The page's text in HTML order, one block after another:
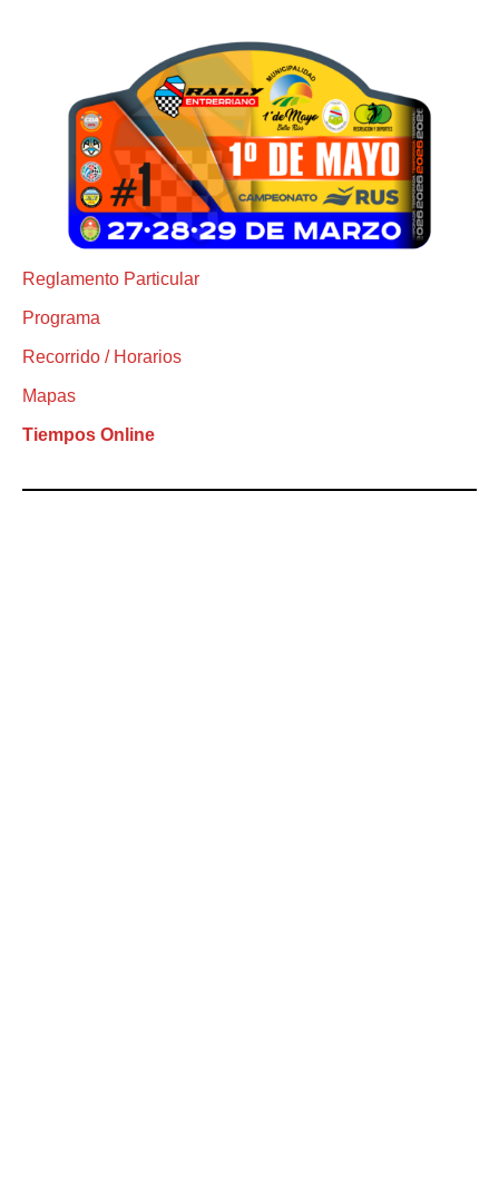
Reglamento Particular
Programa
Recorrido / Horarios
Mapas
Tiempos Online